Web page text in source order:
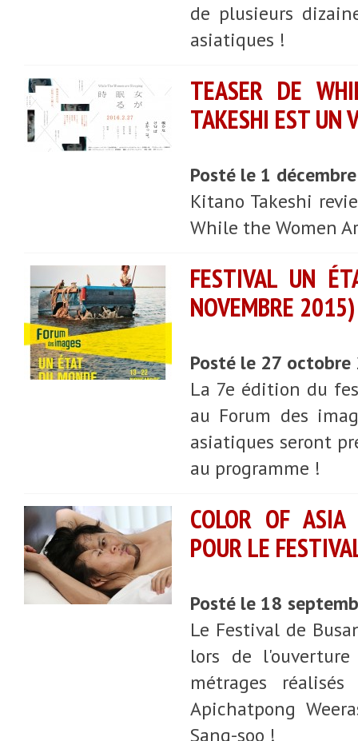
de plusieurs
asiatiques !
TEASER DE
TAKESHI EST UN
Posté le 1
Kitano Takeshi
While the Women
FESTIVAL UN
NOVEMBRE
Posté le 27
La 7e édition du
au Forum des
asiatiques seront
au programme !
COLOR OF
POUR LE
Posté le 18
Le Festival de
lors de
métrages
Apichatpong
Sang-soo !